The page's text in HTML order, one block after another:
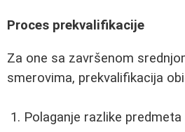
Proces prekvalifikacije
Za one sa završenom
smerovima, prekvalifikacija
Polaganje razlike